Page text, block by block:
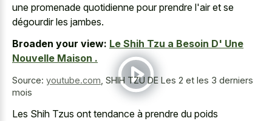
une promenade quotidienne pour prendre l'air et se
dégourdir les jambes.
Broaden your view: Le Shih Tzu a Besoin D' Une
Nouvelle Maison .
Source: youtube.com SHIH TZU DE Les 2 et les 3 derniers
mois
Les Shih Tzus ont tendance à prendre du poids